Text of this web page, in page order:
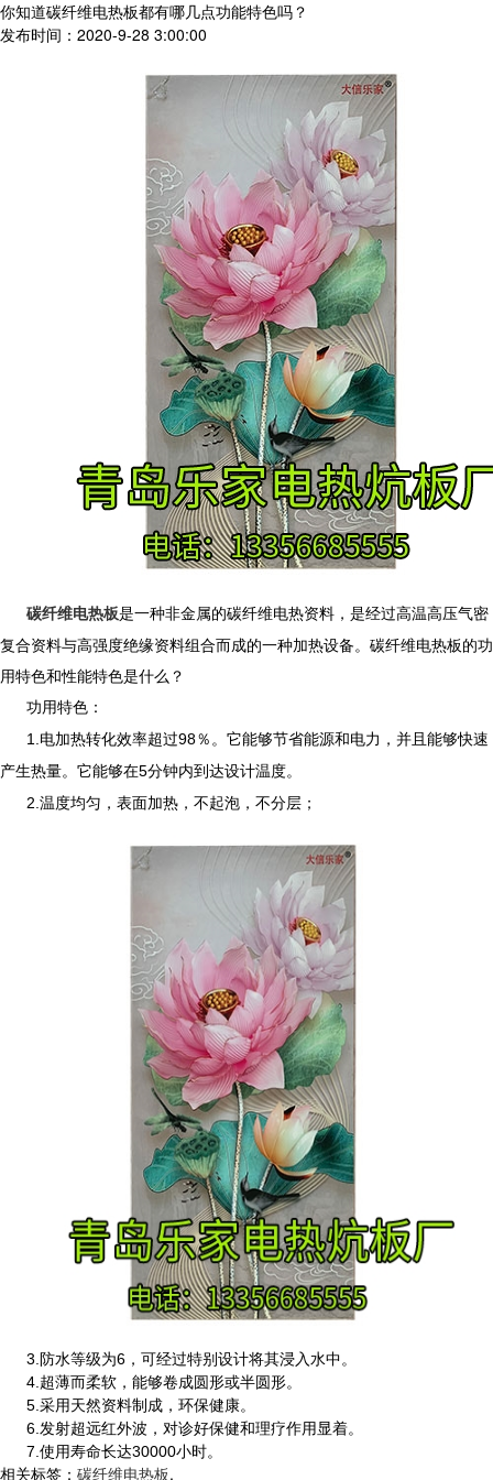
你知道碳纤维电热板都有哪几点功能特色吗？
发布时间：2020-9-28 3:00:00
碳纤维电热板是一种非金属的碳纤维电热资料，是经过高温高压气密
复合资料与高强度绝缘资料组合而成的一种加热设备。碳纤维电热板的功
用特色和性能特色是什么？
功用特色：
1.电加热转化效率超过98％。它能够节省能源和电力，并且能够快速
产生热量。它能够在5分钟内到达设计温度。
2.温度均匀，表面加热，不起泡，不分层；
3.防水等级为6，可经过特别设计将其浸入水中。
4.超薄而柔软，能够卷成圆形或半圆形。
5.采用天然资料制成，环保健康。
6.发射超远红外波，对诊好保健和理疗作用显着。
7.使用寿命长达30000小时。
相关标签： 碳纤维电热板,